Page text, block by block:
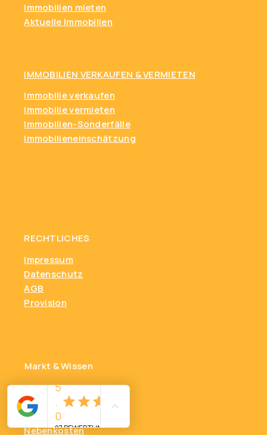
RECHTLICHES
Impressum
Datenschutz
AGB
Provision
Markt & Wissen
Einschätzung
Marktanalyse
FAQ
Nebenkosten
IMMOBILIEN VERKAUFEN & VERMIETEN
Immobilie verkaufen
Immobilie vermieten
Immobilien-Sonderfälle
Immobilieneinschätzung
Immobilien mieten
Aktuelle Immobilien